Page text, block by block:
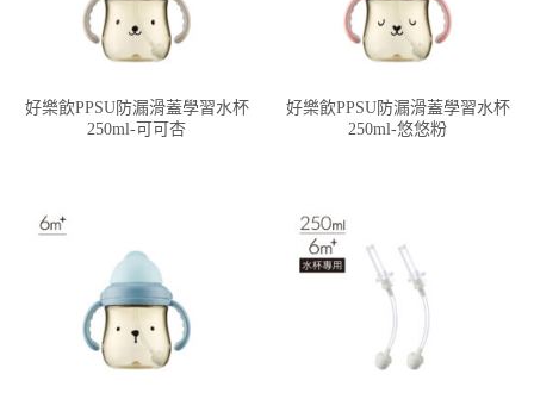
好樂飲PPSU防漏滑蓋學習水杯
250ml-可可杏
好樂飲PPSU防漏滑蓋學習水杯
250ml-悠悠粉